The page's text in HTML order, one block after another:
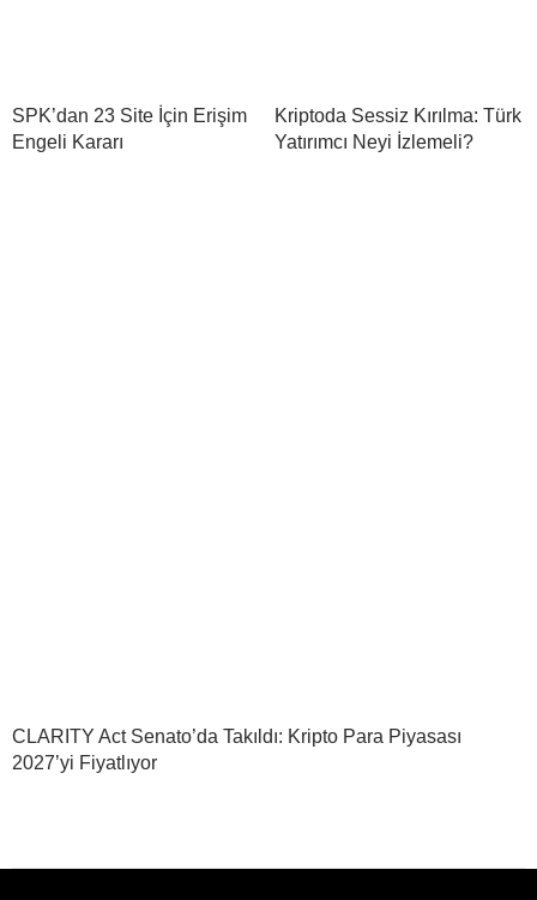
SPK’dan 23 Site İçin Erişim
Engeli Kararı
Kriptoda Sessiz Kırılma: Türk
Yatırımcı Neyi İzlemeli?
CLARITY Act Senato’da Takıldı: Kripto Para Piyasası
2027’yi Fiyatlıyor